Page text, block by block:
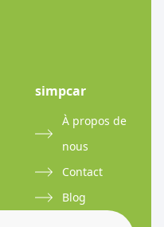
simpcar
À propos de
nous
Contact
Blog